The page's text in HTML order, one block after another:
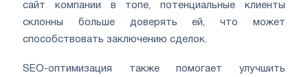
сайт компании в топе, потенциальные клиенты
склонны больше доверять ей, что может
способствовать заключению сделок.
SEO-оптимизация также помогает улучшить